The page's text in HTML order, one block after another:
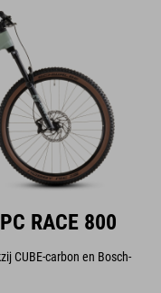
RACE 800
CUBE-carbon en Bosch-